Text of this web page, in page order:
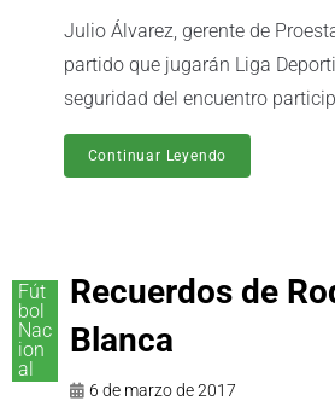
Julio Álvarez, gerente de
partido que jugarán Liga
seguridad del encuentro
Continuar Leyendo
Fút
bol
Nac
ion
al
Recuerdos de
Blanca
6 de marzo de 2017